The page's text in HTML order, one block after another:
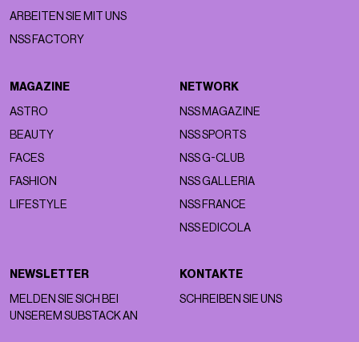
ARBEITEN SIE MIT UNS
NSS FACTORY
MAGAZINE
ASTRO
BEAUTY
FACES
FASHION
LIFESTYLE
NETWORK
NSS MAGAZINE
NSS SPORTS
NSS G-CLUB
NSS GALLERIA
NSS FRANCE
NSS EDICOLA
NEWSLETTER
MELDEN SIE SICH BEI
UNSEREM SUBSTACK AN
KONTAKTE
SCHREIBEN SIE UNS